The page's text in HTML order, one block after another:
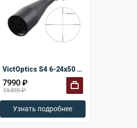
VictOptics S4 6-24x50 MDL
7990 ₽
13490 ₽
Узнать подробнее